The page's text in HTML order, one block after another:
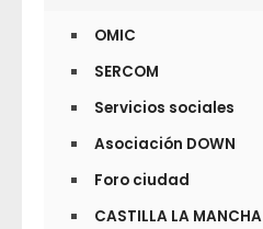
OMIC
SERCOM
Servicios sociales
Asociación DOWN
Foro ciudad
CASTILLA LA MANCHA